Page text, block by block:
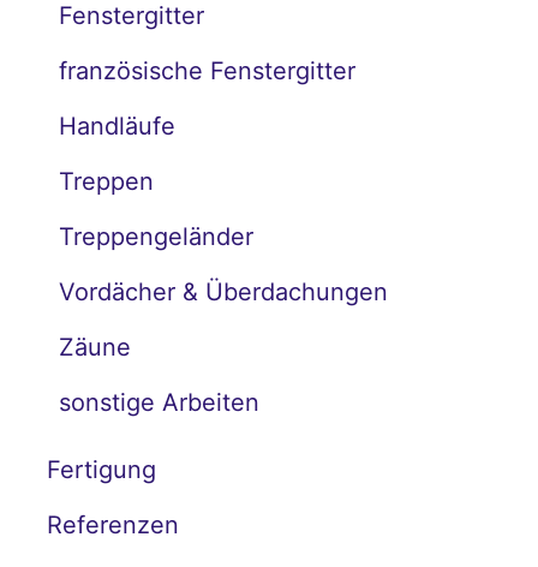
Fenstergitter
französische Fenstergitter
Handläufe
Treppen
Treppengeländer
Vordächer & Überdachungen
Zäune
sonstige Arbeiten
Fertigung
Referenzen